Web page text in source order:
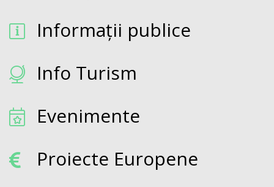
Informații publice
Info Turism
Evenimente
Proiecte Europene